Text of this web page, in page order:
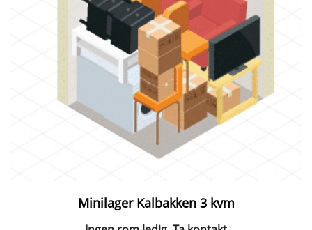
Minilager Kalbakken 3 kvm